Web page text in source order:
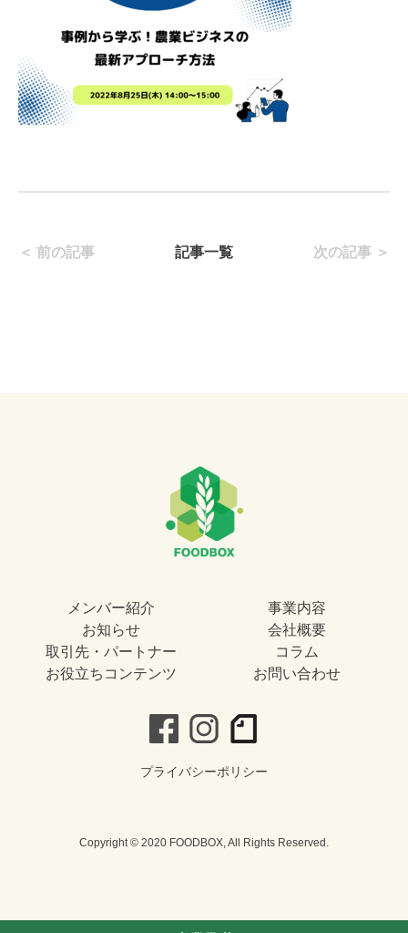
＜ 前の記事 記事一覧 次の記事 ＞
メンバー紹介
事業内容
お知らせ
会社概要
取引先・パートナー
コラム
お役立ちコンテンツ
お問い合わせ
プライバシーポリシー
Copyright © 2020 FOODBOX, All Rights Reserved.